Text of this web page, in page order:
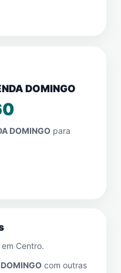
DOMINGO
DOMINGO para
Centro.
com outras